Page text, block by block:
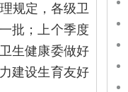
规定，各级卫
批；上个季度
生健康委做好
建设生育友好